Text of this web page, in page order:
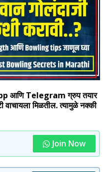
आणि Telegram ग्रुप तयार
वाचायला मिळतील. त्यामुळे नक्की
Join Now